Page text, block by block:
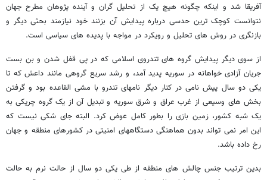
آفریقا شد و اینکه چگونه هیچ یک از تحلیل گران و آینده پژوهان مطرح جهان
نتوانست کوچک ترین حدسی درباره پیدایش آن بزنند خود نیازمند بحثی دیگر و
بازنگری در روش های تحلیل و رویکرد در مواجه با پدیده های سیاسی است.
از سوی دیگر پیدایش گروه های تندروی اسلامی که در پی قفل شدن و بن بست
جریان آزادی خواهانه در سوریه پدید آمد، و رشد سریع گروهی مانند داعش که تا
یکی دو سال پیش نامی در کنار دیگر نامهای تندرو با مشی القاعده بود و گرفتن
بخش های وسیعی از غرب عراق و شرق سوریه و تبدیل آن از یک گروه چریکی به
یک شبه کشور، زمین بازی را بطور کامل عوض کرد. البته جای شکی نیست که
این امر نمی تواند بدون هماهنگی دستگاههای امنیتی در کشورهای منطقه و جهان
رخ داده باشد.
بدین ترتیب جنس چالش های منطقه از طی یکی دو سال از حالت نرم به حالت